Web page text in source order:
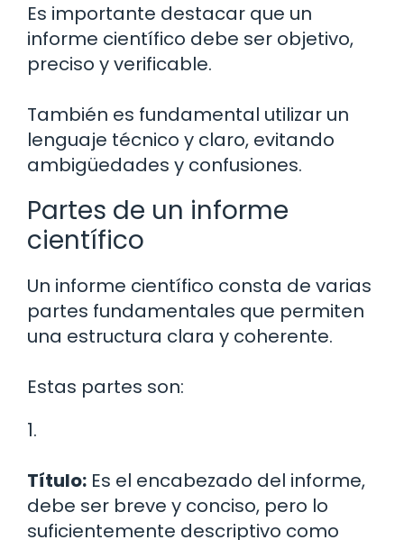
Es importante destacar que un
informe científico debe ser objetivo,
preciso y verificable.
También es fundamental utilizar un
lenguaje técnico y claro, evitando
ambigüedades y confusiones.
Partes de un informe
científico
Un informe científico consta de varias
partes fundamentales que permiten
una estructura clara y coherente.
Estas partes son:
1.
Título: Es el encabezado del informe,
debe ser breve y conciso, pero lo
suficientemente descriptivo como